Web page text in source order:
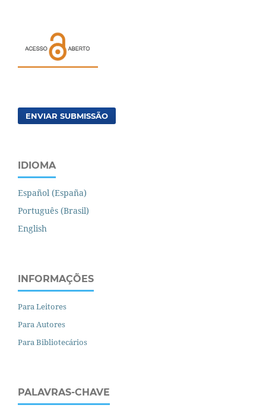
ENVIAR SUBMISSÃO
IDIOMA
Español (España)
Português (Brasil)
English
INFORMAÇÕES
Para Leitores
Para Autores
Para Bibliotecários
PALAVRAS-CHAVE